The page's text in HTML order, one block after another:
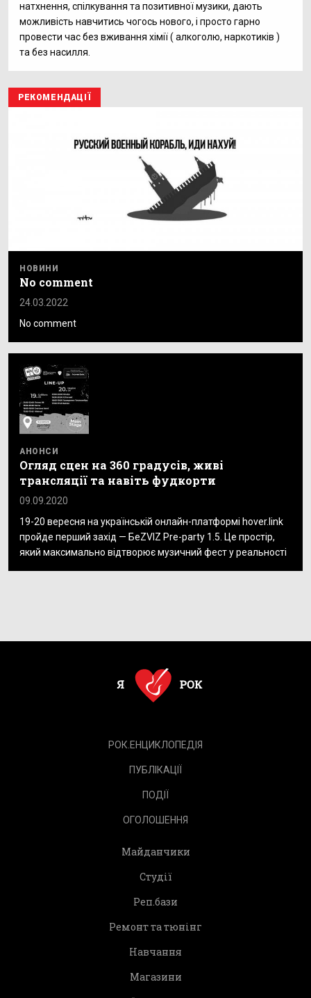
натхнення, спілкування та позитивної музики, дають
можливість навчитись чогось нового, і просто гарно
провести час без вживання хімії ( алкоголю, наркотиків )
та без насилля.
РЕКОМЕНДАЦІЇ
НОВИНИ
No comment
24.03.2022
No comment
АНОНСИ
Огляд сцен на 360 градусів, живі
трансляції та навіть фудкорти
09.09.2020
19-20 вересня на українській онлайн-платформі hover.link
пройде перший захід — БеZVIZ Pre-party 1.5. Це простір,
який максимально відтворює музичний фест у реальності
РОК.ЕНЦИКЛОПЕДІЯ
ПУБЛІКАЦІЇ
ПОДІЇ
ОГОЛОШЕННЯ
Майданчики
Студії
Реп.бази
Ремонт та тюнінг
Навчання
Магазини